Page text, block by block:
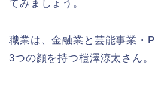
てみましょう。
職業は、金融業と芸能事業・
3つの顔を持つ榿澤涼太さん。